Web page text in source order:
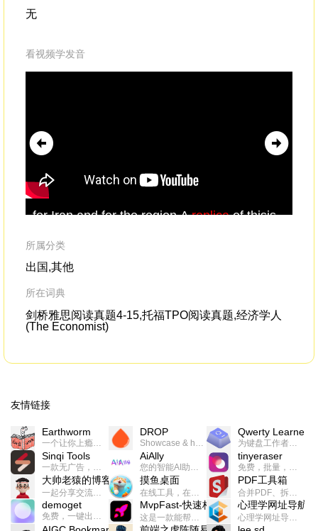
无
看视频学发音
for Iran and for the region.Areplicaof thisis
所属分类
出国,其他
所在词典
剑桥雅思阅读真题4-15,托福TPO阅读真题,经济学人
(The Economist)
友情链接
Earthworm DROP Qwerty Learner
为键盘工作者设计的单词与肌肉记忆锻炼软件
Sinqi Tools AiAlly tinyeraser
大帅老猿的博客 摸鱼桌面 PDF工具箱
合并PDF、拆分PDF、旋转PDF、裁剪PDF、转换PDF、加密PDF、解密PDF、PDF加水印等多种PDF处理功能
demoget MvpFast-快速构建网站应用
这是一款能帮助你快速构建个人网站的应用，使用最新的前端技术栈，集成登录、鉴权、手机、邮箱、数据库、博客、文章、支付等等网站所需要的功能，你只需要花几个小时开发你的核心功能就可以上线，一次购买，永久拥有
心理学网址导航